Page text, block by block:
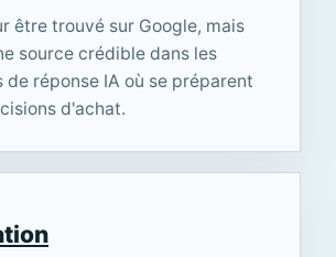
être trouvé sur Google, mais
source crédible dans les
de réponse IA où se préparent
d'achat.